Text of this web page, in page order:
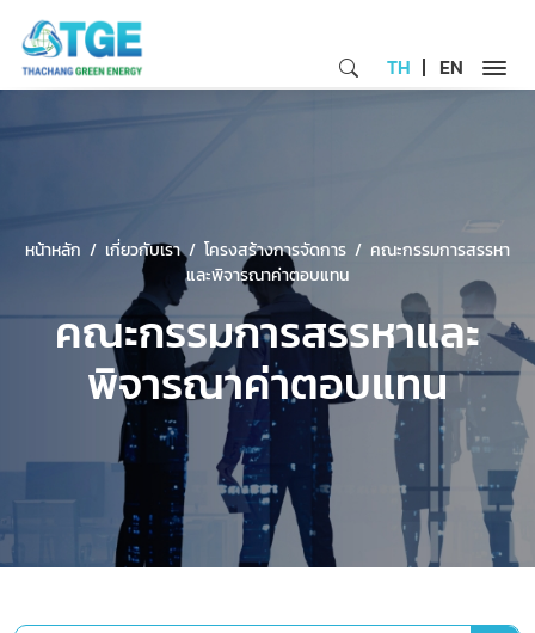
TH EN
หน้าหลัก เกี่ยวกับเรา โครงสร้างการจัดการ
คณะกรรมการสรรหา
และพิจารณาค่าตอบแทน
คณะกรรมการสรรหาและ
พิจารณาค่าตอบแทน